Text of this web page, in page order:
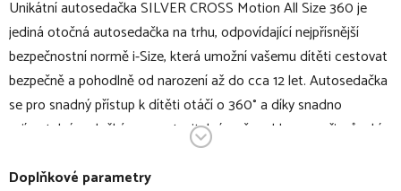
Unikátní autosedačka SILVER CROSS Motion All Size 360 je
jediná otočná autosedačka na trhu, odpovídající nejpřísnější
bezpečnostní normě i-Size, která umožní vašemu dítěti cestovat
bezpečně a pohodlně od narození až do cca 12 let. Autosedačka
se pro snadný přístup k dítěti otáčí o 360° a díky snadno
vyjímatelným vložkám a nastavitelné opěrce hlavy se přizpůsobí
Sedák otočný o 360° umožňuje výběr mezi polohou po nebo
Doplňkové parametry